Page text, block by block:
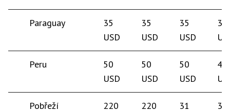
Paraguay
35
USD
35
USD
35
USD
35
Peru
50
USD
50
USD
50
USD
45
Pobřeží
220
220
31
35